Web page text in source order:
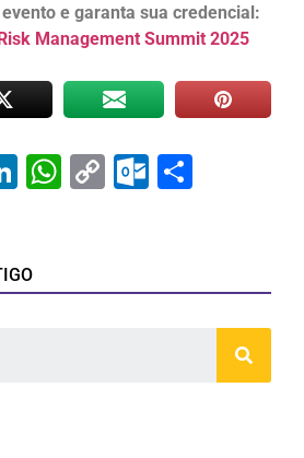
e garanta sua credencial:
Management Summit 2025
LinkedIn
WhatsApp
Copy